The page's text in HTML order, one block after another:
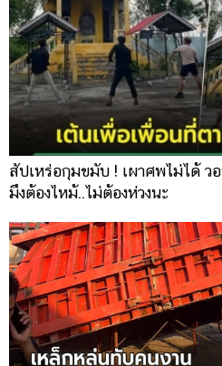
สัปเหร่อกุมขมับ ! เผาศพไม่ได้
มึงต้องไหม้..ไม่ต้องห่วงนะ